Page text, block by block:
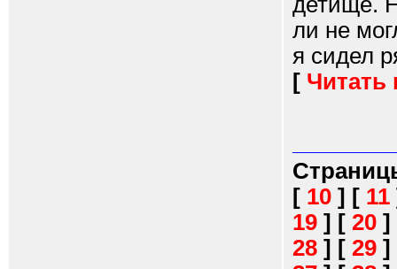
ли не
я сидел
[ Читать
[ 10 ] [ 11
19 ] [ 20 ]
28 ] [ 29 ]